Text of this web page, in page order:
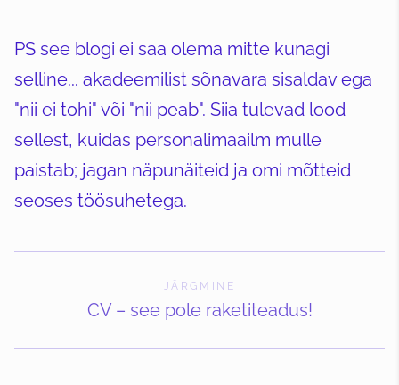
PS see blogi ei saa olema mitte kunagi
selline... akadeemilist sõnavara sisaldav ega
"nii ei tohi" või "nii peab". Siia tulevad lood
sellest, kuidas personalimaailm mulle
paistab; jagan näpunäiteid ja omi mõtteid
seoses töösuhetega.
JÄRGMINE
CV – see pole raketiteadus!